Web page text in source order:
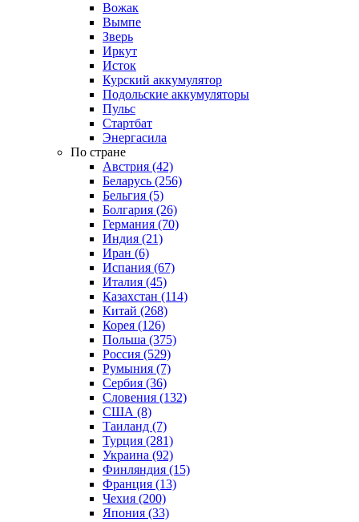
Вожак
Вымпе
Зверь
Иркут
Исток
Курский аккумулятор
Подольские аккумуляторы
Пульс
Стартбат
Энергасила
По стране
Австрия (42)
Беларусь (256)
Бельгия (5)
Болгария (26)
Германия (70)
Индия (21)
Иран (6)
Испания (67)
Италия (45)
Казахстан (114)
Китай (268)
Корея (126)
Польша (375)
Россия (529)
Румыния (7)
Сербия (36)
Словения (132)
США (8)
Таиланд (7)
Турция (281)
Украина (92)
Финляндия (15)
Франция (13)
Чехия (200)
Япония (33)